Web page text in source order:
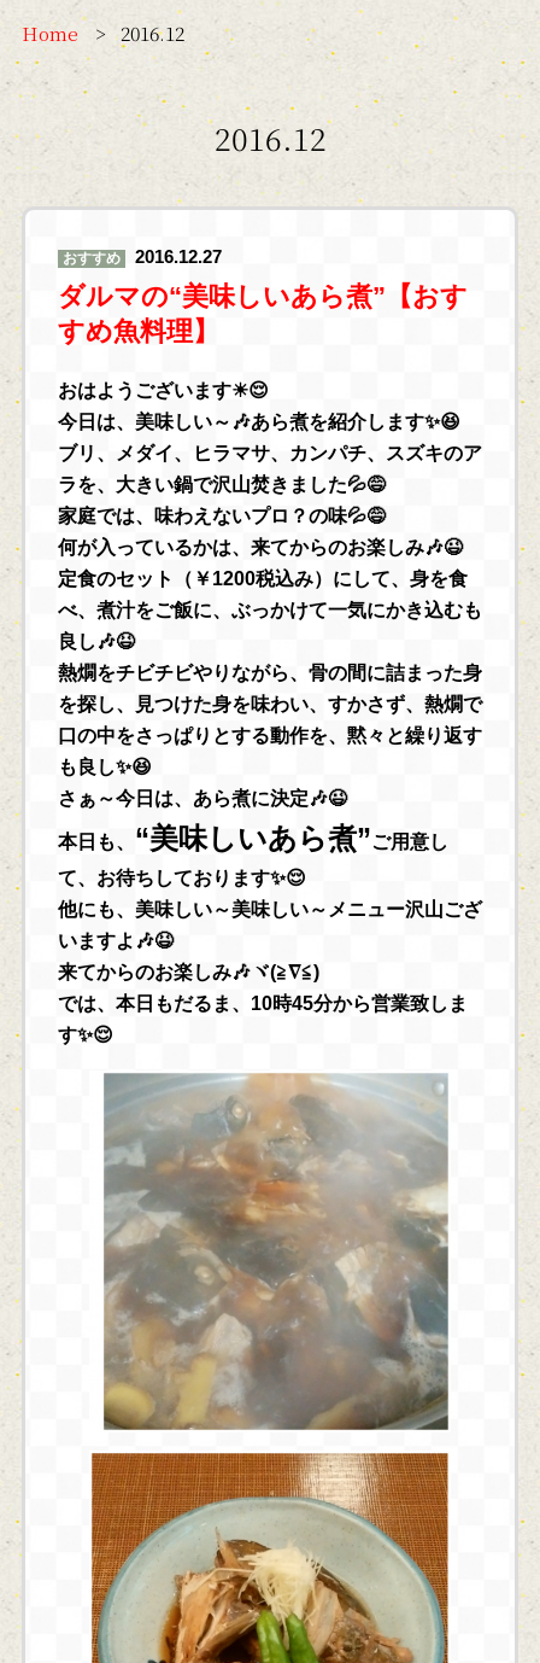
Home 2016.12
2016.12
おすすめ 2016.12.27
ダルマの“美味しいあら煮”【おす
すめ魚料理】
おはようございます☀😌
今日は、美味しい～🎶あら煮を紹介します✨😆
ブリ、メダイ、ヒラマサ、カンパチ、スズキのア
ラを、大きい鍋で沢山焚きました💦😅
家庭では、味わえないプロ？の味💦😅
何が入っているかは、来てからのお楽しみ🎶😉
定食のセット（￥1200税込み）にして、身を食
べ、煮汁をご飯に、ぶっかけて一気にかき込むも
良し🎶😆
熱燗をチビチビやりながら、骨の間に詰まった身
を探し、見つけた身を味わい、すかさず、熱燗で
口の中をさっぱりとする動作を、黙々と繰り返す
も良し✨😆
さぁ～今日は、あら煮に決定🎶😉
本日も、 “美味しいあら煮”ご用意し
て、お待ちしております✨😌
他にも、美味しい～美味しい～メニュー沢山ござ
いますよ🎶😆
来てからのお楽しみ🎶ヾ(≧∇≦)
では、本日もだるま、10時45分から営業致しま
す✨😌